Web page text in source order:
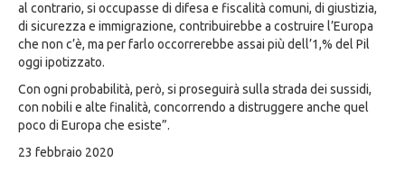
al contrario, si occupasse di difesa e fiscalità comuni, di giustizia,
di sicurezza e immigrazione, contribuirebbe a costruire l’Europa
che non c’è, ma per farlo occorrerebbe assai più dell’1,% del Pil
oggi ipotizzato.
Con ogni probabilità, però, si proseguirà sulla strada dei sussidi,
con nobili e alte finalità, concorrendo a distruggere anche quel
poco di Europa che esiste”.
23 febbraio 2020